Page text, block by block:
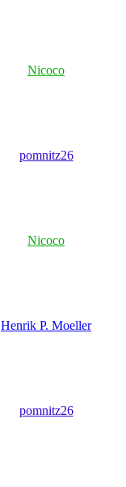
Nicoco
pomnitz26
Nicoco
Henrik P. Moeller
pomnitz26